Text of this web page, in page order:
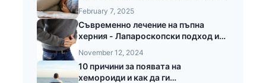
February 7, 2025
Съвременно лечение на пъпна
херния - Лапароскопски подход и
операция на пъпната херния
November 12, 2024
10 причини за появата на
хемороиди и как да ги